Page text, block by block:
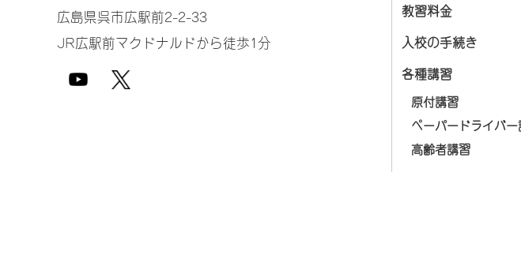
広島県呉市広駅前2-2-33
JR広駅前マクドナルドから徒歩1分
教習料金
入校の手続き
各種講習
原付講習
ペーパードライバ
高齢者講習